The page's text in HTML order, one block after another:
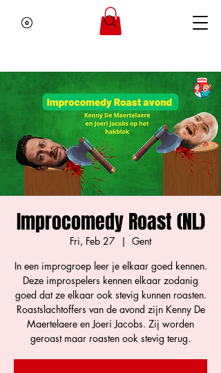
Improcomedy Roast (NL)
Fri, Feb 27
  |
Gent
In een improgroep leer je elkaar goed kennen.
Deze improspelers kennen elkaar zodanig
goed dat ze elkaar ook stevig kunnen roasten.
Roastslachtoffers van de avond zijn Kenny De
Maertelaere en Joeri Jacobs. Zij worden
geroast maar roasten ook stevig terug.